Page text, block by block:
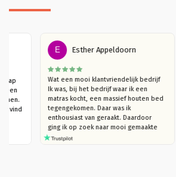
slaap
een
gekomen.
bed, vind
E Esther Appeldoorn
Wat een mooi klantvriendelijk bedrijf
Ik was, bij het bedrijf waar ik een
matras kocht, een massief houten bed
tegengekomen. Daar was ik
enthousiast van geraakt. Daardoor
ging ik op zoek naar mooi gemaakte
houten bedden (die niet kraken). Ik